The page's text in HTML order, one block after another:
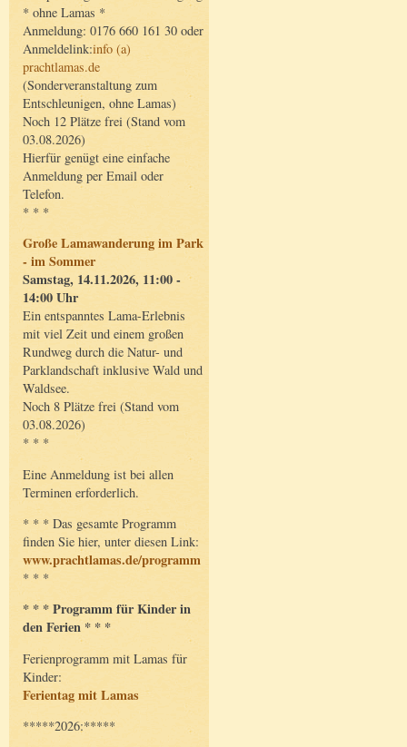
* ohne Lamas *
Anmeldung: 0176 660 161 30 oder
Anmeldelink:info (a)
prachtlamas.de
(Sonderveranstaltung zum
Entschleunigen, ohne Lamas)
Noch 12 Plätze frei (Stand vom
03.08.2026)
Hierfür genügt eine einfache
Anmeldung per Email oder
Telefon.
* * *
Große Lamawanderung im Park
- im Sommer
Samstag, 14.11.2026, 11:00 -
14:00 Uhr
Ein entspanntes Lama-Erlebnis
mit viel Zeit und einem großen
Rundweg durch die Natur- und
Parklandschaft inklusive Wald und
Waldsee.
Noch 8 Plätze frei (Stand vom
03.08.2026)
* * *
Eine Anmeldung ist bei allen
Terminen erforderlich.
* * * Das gesamte Programm
finden Sie hier, unter diesen Link:
www.prachtlamas.de/programm
* * *
* * * Programm für Kinder in
den Ferien * * *
Ferienprogramm mit Lamas für
Kinder:
Ferientag mit Lamas
*****2026:*****